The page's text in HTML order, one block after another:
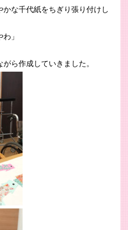
な千代紙をちぎり張り付けし
」
ら作成していきました。